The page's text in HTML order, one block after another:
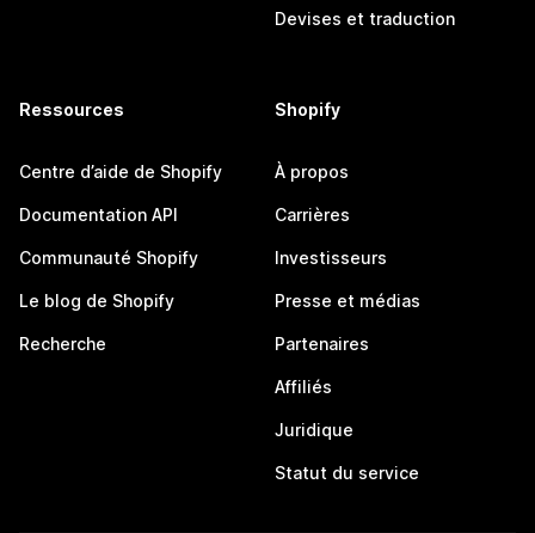
Devises et traduction
Ressources
Centre d’aide de Shopify
Documentation API
Communauté Shopify
Le blog de Shopify
Recherche
Shopify
À propos
Carrières
Investisseurs
Presse et médias
Partenaires
Affiliés
Juridique
Statut du service